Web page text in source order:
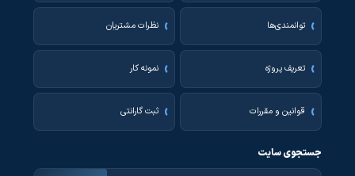
توانمندی‌ها نظرات مشتریان
تعریف پروژه نمونه کار
قوانین و مقررات ثبت گارانتی
جستجوی سایت